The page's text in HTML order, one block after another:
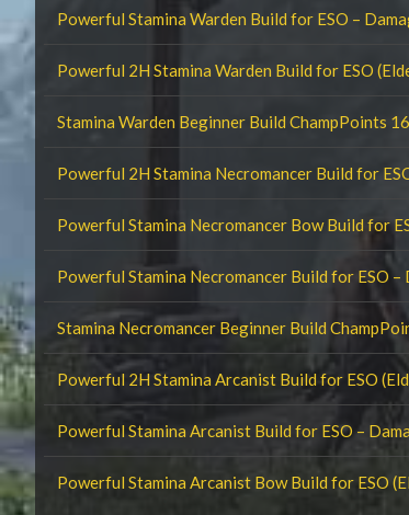
Powerful Stamina Warden Build for ESO –
Powerful 2H Stamina Warden Build for ESO
Stamina Warden Beginner Build ChampPoints
Powerful 2H Stamina Necromancer Build for
Powerful Stamina Necromancer Bow Build for
Powerful Stamina Necromancer Build for ESO –
Stamina Necromancer Beginner Build
Powerful 2H Stamina Arcanist Build for ESO
Powerful Stamina Arcanist Build for ESO –
Powerful Stamina Arcanist Bow Build for ESO